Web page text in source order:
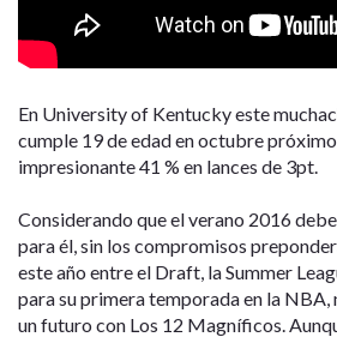
En University of Kentucky este
cumple 19 de edad en octubre
impresionante 41 % en lances de 3pt.
Considerando que el verano 2016
para él, sin los compromisos
este año entre el Draft, la Summer
para su primera temporada en la NBA,
un futuro con Los 12 Magníficos.